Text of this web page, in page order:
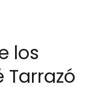
los
Tarrazó